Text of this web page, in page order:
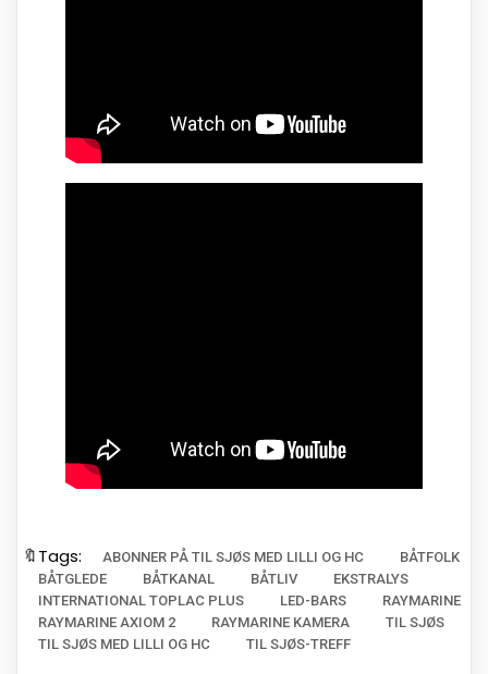
🔖Tags: ABONNER PÅ TIL SJØS MED LILLI OG HC
BÅTFOLK
BÅTGLEDE
BÅTKANAL BÅTLIV
EKSTRALYS
INTERNATIONAL TOPLAC PLUS
LED-BARS
RAYMARINE
RAYMARINE AXIOM 2
RAYMARINE KAMERA
TIL SJØS
TIL SJØS MED LILLI OG HC
TIL SJØS-TREFF